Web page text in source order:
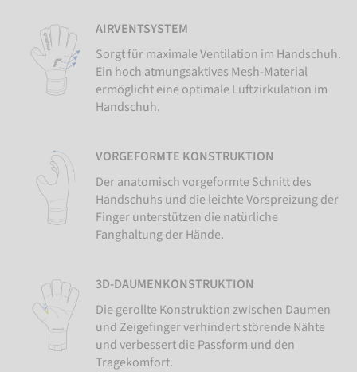
AIRVENTSYSTEM
Sorgt für maximale Ventilation im Handschuh.
Ein hoch atmungsaktives Mesh-Material
ermöglicht eine optimale Luftzirkulation im
Handschuh.
VORGEFORMTE KONSTRUKTION
Der anatomisch vorgeformte Schnitt des
Handschuhs und die leichte Vorspreizung der
Finger unterstützen die natürliche
Fanghaltung der Hände.
3D-DAUMENKONSTRUKTION
Die gerollte Konstruktion zwischen Daumen
und Zeigefinger verhindert störende Nähte
und verbessert die Passform und den
Tragekomfort.